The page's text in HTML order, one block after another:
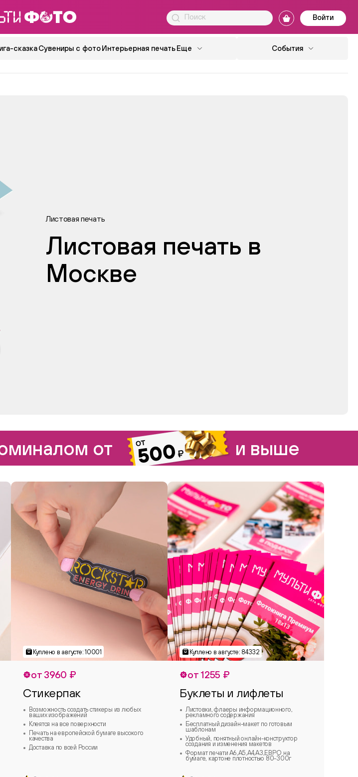
Войти
сказка Сувениры с фото Интерьерная печать Еще События
Листовая печать
Листовая печать в
Москве
от и выше
от 3960 ₽
Стикерпак
Возможность создать стикеры из любых
ваших изображений
Клеятся на все поверхности
Печать на европейской бумаге высокого
качества
Доставка по всей России
от 1255 ₽
Буклеты и лифлеты
Листовки, флаеры информационного,
рекламного содержания
Бесплатный дизайн-макет по готовым
шаблонам
Удобный, понятный онлайн-конструктор
создания и изменения макетов
Формат печати А6,А5,А4,А3,ЕВРО на
бумаге, картоне плотностью 80-300г